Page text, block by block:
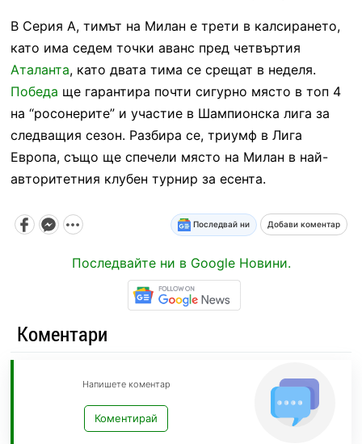
В Серия А, тимът на Милан е трети в калсирането,
като има седем точки аванс пред четвъртия
Аталанта, като двата тима се срещат в неделя.
Победа ще гарантира почти сигурно място в топ 4
на “росонерите” и участие в Шампионска лига за
следващия сезон. Разбира се, триумф в Лига
Европа, също ще спечели място на Милан в най-
авторитетния клубен турнир за есента.
Последвай ни Добави коментар
Последвайте ни в Google Новини.
Коментари
Напишете коментар
Коментирай